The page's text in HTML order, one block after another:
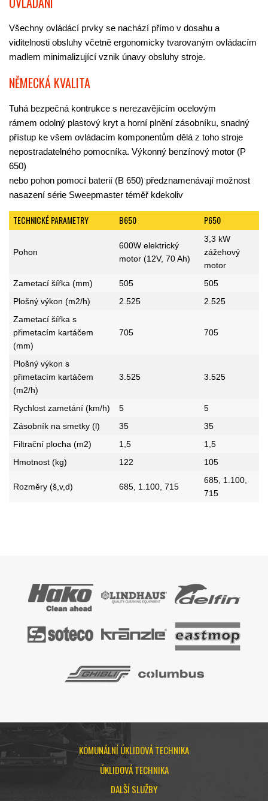
Všechny ovládácí prvky se nachází přímo v dosahu a
viditelnosti obsluhy včetně ergonomicky tvarovaným ovládacím
madlem minimalizující vznik únavy obsluhy stroje.
NĚMECKÁ KVALITA
Tuhá bezpečná kontrukce s nerezavějícím ocelovým
rámem odolný plastový kryt a horní plnění zásobníku, snadný
přístup ke všem ovládacím komponentům dělá z toho stroje
nepostradatelného pomocníka. Výkonný benzínový motor (P
650)
nebo pohon pomocí baterií (B 650) předznamenávají možnost
nasazení série Sweepmaster téměř kdekoliv
TECHNICKÉ PARAMETRY B650 P650
Pohon
600W elektrický
motor (12V, 70 Ah)
3,3 kW
zážehový
motor
Zametací šířka (mm)
505
505
Plošný výkon (m2/h)
2.525
2.525
Zametací šířka s
přimetacím kartáčem
(mm)
705 705
Plošný výkon s
přimetacím kartáčem
(m2/h)
3.525 3.525
Rychlost zametání (km/h) 5
5
Zásobník na smetky (l)
35
35
Filtrační plocha (m2)
1,5
1,5
Hmotnost (kg)
122 105
Rozměry (š,v,d) 685, 1.100, 715
685, 1.100,
715
KOMUNÁLNÍ ÚKLIDOVÁ TECHNIKA
ÚKLIDOVÁ TECHNIKA
DALŠÍ SLUŽBY